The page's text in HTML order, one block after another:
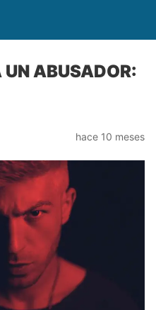
ABUSADOR:
hace 10 meses